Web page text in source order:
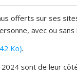
offerts sur ses
avec ou sans
Ko).
sont de leur